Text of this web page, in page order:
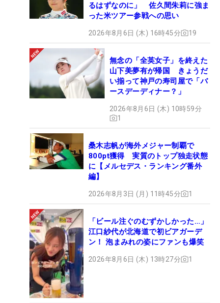
るはずなのに」 佐久間朱莉に強ま
った米ツアー参戦への思い
2026年8月6日 (木) 16時45分 19
無念の「全英女子」を終えた
山下美夢有が帰国 きょうだ
い揃って神戸の寿司屋で「バ
ースデーディナー？」
2026年8月6日 (木) 10時59分
1
桑木志帆が海外メジャー制覇で
800pt獲得 実質のトップ独走状態
に【メルセデス・ランキング番外
編】
2026年8月3日 (月) 11時45分 1
「ビール注ぐのむずかしかった…」
江口紗代が北海道で初ビアガーデ
ン！ 泡まみれの姿にファンも爆笑
2026年8月6日 (木) 13時27分 1